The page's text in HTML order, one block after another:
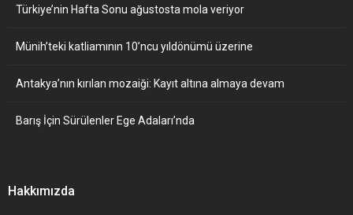
Türkiye’nin Hafta Sonu ağustosta mola veriyor
Münih’teki katliamının 10’ncu yıldönümü üzerine
Antakya’nın kırılan mozaiği: Kayıt altına almaya devam
Barış İçin Sürülenler Ege Adaları’nda
Hakkımızda